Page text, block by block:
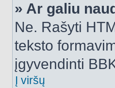
» Ar galiu
Ne. Rašyti
teksto
įgyvendinti
Į viršų